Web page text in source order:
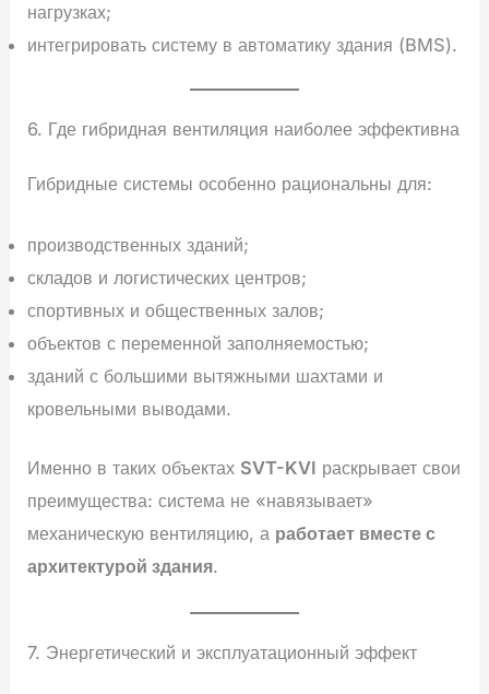
нагрузках;
интегрировать систему в автоматику здания (BMS).
6. Где гибридная вентиляция наиболее эффективна
Гибридные системы особенно рациональны для:
производственных зданий;
складов и логистических центров;
спортивных и общественных залов;
объектов с переменной заполняемостью;
зданий с большими вытяжными шахтами и
кровельными выводами.
Именно в таких объектах SVT-KVI раскрывает свои
преимущества: система не «навязывает»
механическую вентиляцию, а работает вместе с
архитектурой здания.
7. Энергетический и эксплуатационный эффект